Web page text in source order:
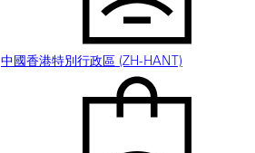
中國香港特別行政區 (ZH-HANT)